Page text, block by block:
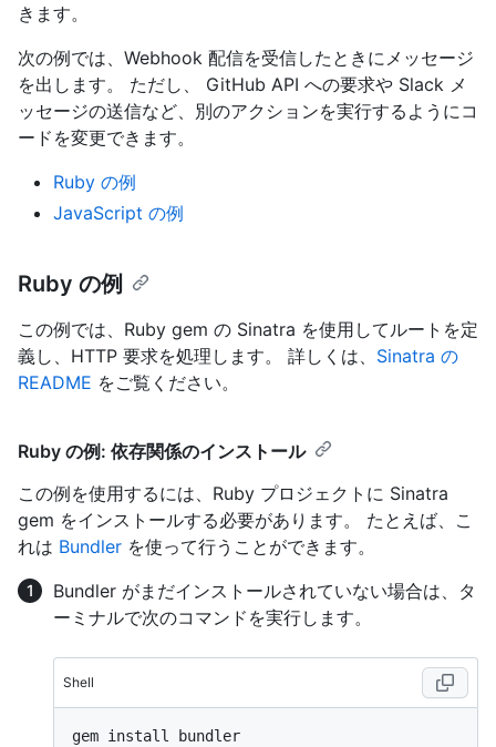
きます。
次の例では、Webhook 配信を受信したときにメッセージ
を出します。 ただし、 GitHub API への要求や Slack メ
ッセージの送信など、別のアクションを実行するようにコ
ードを変更できます。
Ruby の例
JavaScript の例
Ruby の例
この例では、Ruby gem の Sinatra を使用してルートを定
義し、HTTP 要求を処理します。 詳しくは、 Sinatra の
README をご覧ください。
Ruby の例: 依存関係のインストール
この例を使用するには、Ruby プロジェクトに Sinatra
gem をインストールする必要があります。 たとえば、こ
れは Bundler を使って行うことができます。
Bundler がまだインストールされていない場合は、タ
ーミナルで次のコマンドを実行します。
Shell